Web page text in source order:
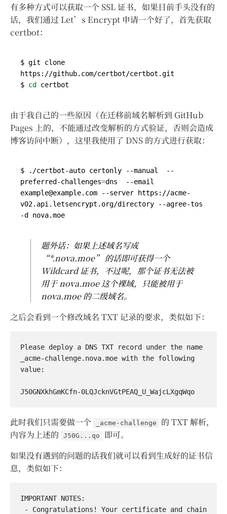
有多种方式可以获取一个 SSL 证书，如果目前手头没有的
话，我们通过 Let’s Encrypt 申请一个好了，首先获取
certbot：
$ git clone
$ cd
由于我自己的一些原因（在迁移前域名解析到 GitHub
Pages 上的，不能通过改变解析的方式验证，否则会造成
博客访问中断），这里我使用了 DNS 的方式进行获取：
$ ./certbot-auto certonly --manual  --
preferred-challenges=
example@example.com --server https://acme-
v02.api.letsencrypt.org/directory --agree-tos
题外话：如果上述域名写成
“*.nova.moe” 的话即可获得一个
Wildcard 证书，不过呢，那个证书无法被
用于 nova.moe 这个裸域，只能被用于
nova.moe 的二级域名。
之后会看到一个修改域名 TXT 记录的要求，类似如下：
Please deploy a DNS TXT record under the name
_acme-challenge.nova.moe with the following
value:
此时我们只需要做一个 _acme-challenge
的 TXT 解析，
内容为上述的
J50G...qo
即可。
如果没有遇到的问题的话我们就可以看到生成好的证书信
息，类似如下：
IMPORTANT NOTES: